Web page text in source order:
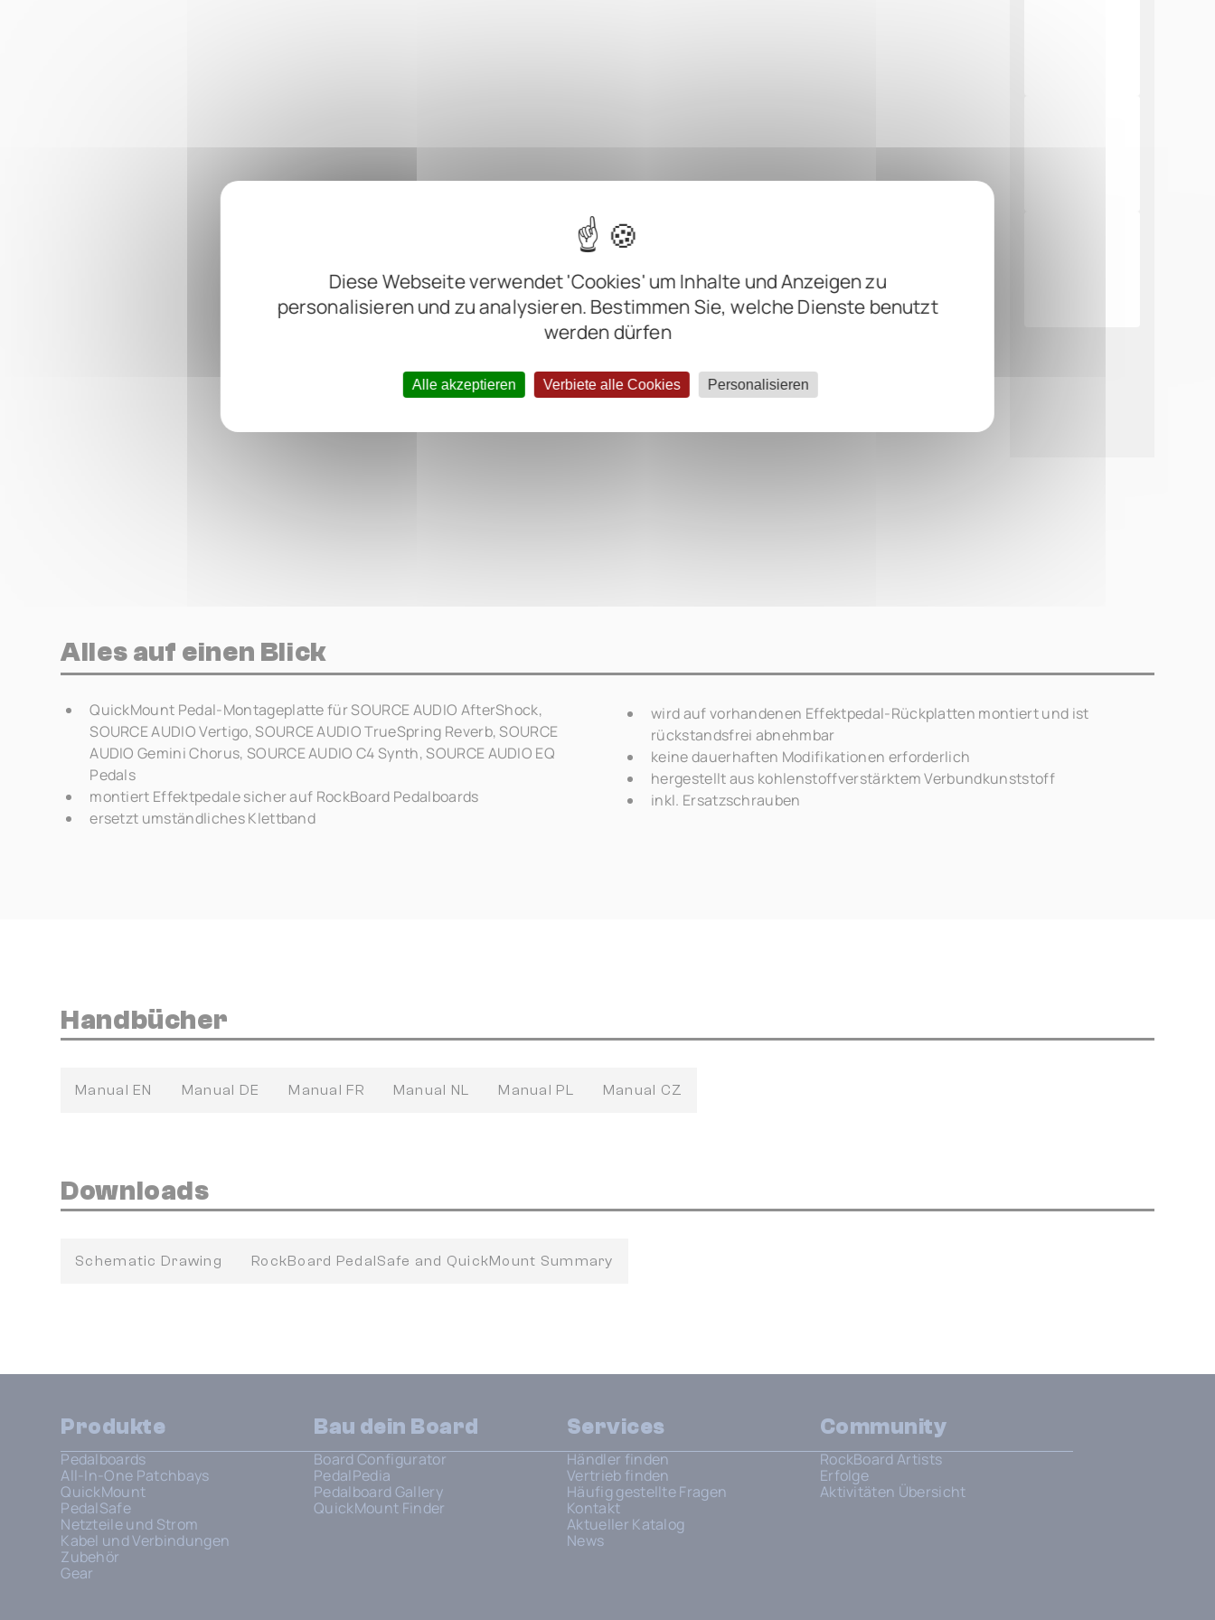
Diese Webseite verwendet 'Cookies' um Inhalte und Anzeigen zu
personalisieren und zu analysieren. Bestimmen Sie, welche Dienste benutzt
werden dürfen
Alle akzeptieren Verbiete alle Cookies Personalisieren
Alles auf einen Blick
QuickMount Pedal-Montageplatte für SOURCE AUDIO AfterShock,
SOURCE AUDIO Vertigo, SOURCE AUDIO TrueSpring Reverb, SOURCE
AUDIO Gemini Chorus, SOURCE AUDIO C4 Synth, SOURCE AUDIO EQ
Pedals
montiert Effektpedale sicher auf RockBoard Pedalboards
ersetzt umständliches Klettband
wird auf vorhandenen Effektpedal-Rückplatten montiert und ist
rückstandsfrei abnehmbar
keine dauerhaften Modifikationen erforderlich
hergestellt aus kohlenstoffverstärktem Verbundkunststoff
inkl. Ersatzschrauben
Handbücher
Manual EN Manual DE Manual FR Manual NL Manual PL Manual CZ
Downloads
Schematic Drawing RockBoard PedalSafe and QuickMount Summary
Produkte
Pedalboards
All-In-One Patchbays
QuickMount
PedalSafe
Netzteile und Strom
Kabel und Verbindungen
Zubehör
Gear
Bau dein Board
Board Configurator
PedalPedia
Pedalboard Gallery
QuickMount Finder
Services
Händler finden
Vertrieb finden
Häufig gestellte Fragen
Kontakt
Aktueller Katalog
News
Community
RockBoard Artists
Erfolge
Aktivitäten Übersicht